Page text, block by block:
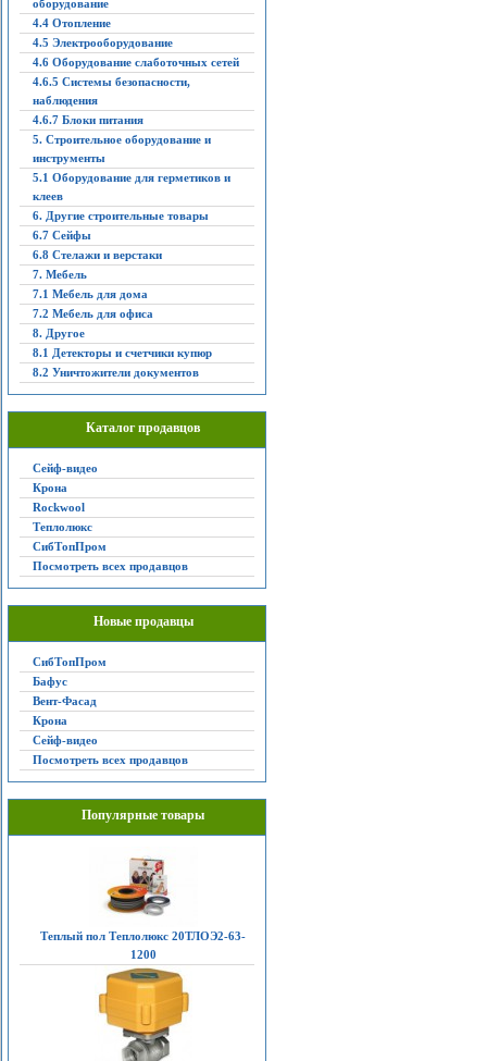
оборудование
4.4 Отопление
4.5 Электрооборудование
4.6 Оборудование слаботочных сетей
4.6.5 Системы безопасности,
наблюдения
4.6.7 Блоки питания
5. Строительное оборудование и
инструменты
5.1 Оборудование для герметиков и
клеев
6. Другие строительные товары
6.7 Сейфы
6.8 Стелажи и верстаки
7. Мебель
7.1 Мебель для дома
7.2 Мебель для офиса
8. Другое
8.1 Детекторы и счетчики купюр
8.2 Уничтожители документов
Каталог продавцов
Сейф-видео
Крона
Rockwool
Теплолюкс
СибТопПром
Посмотреть всех продавцов
Новые продавцы
СибТопПром
Бафус
Вент-Фасад
Крона
Сейф-видео
Посмотреть всех продавцов
Популярные товары
Теплый пол Теплолюкс 20ТЛОЭ2-63-
1200